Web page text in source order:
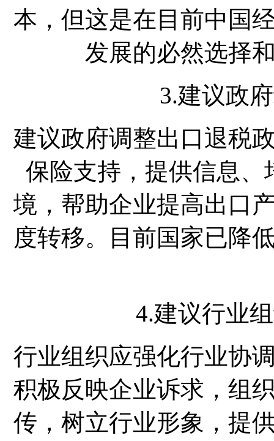
本，但这是在目前中国
发展的必然选择
3.建议政
建议政府调整出口退税
保险支持，提供信息
境，帮助企业提高出口
度转移。目前国家已降
4.建议行业
行业组织应强化行业协
积极反映企业诉求，组
传，树立行业形象，提